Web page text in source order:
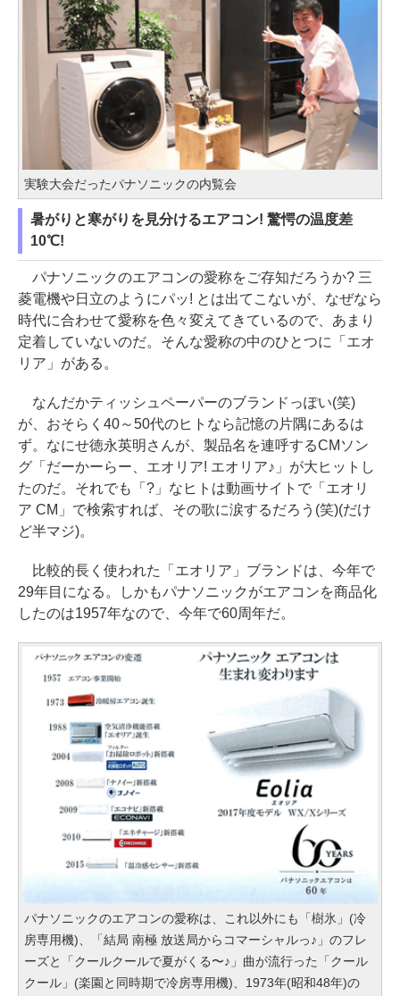
実験大会だったパナソニックの内覧会
暑がりと寒がりを見分けるエアコン! 驚愕の温度差
10℃!
パナソニックのエアコンの愛称をご存知だろうか? 三
菱電機や日立のようにパッ! とは出てこないが、なぜなら
時代に合わせて愛称を色々変えてきているので、あまり
定着していないのだ。そんな愛称の中のひとつに「エオ
リア」がある。
なんだかティッシュペーパーのブランドっぽい(笑)
が、おそらく40～50代のヒトなら記憶の片隅にあるは
ず。なにせ徳永英明さんが、製品名を連呼するCMソン
グ「だーかーらー、エオリア! エオリア♪」が大ヒットし
たのだ。それでも「?」なヒトは動画サイトで「エオリ
ア CM」で検索すれば、その歌に涙するだろう(笑)(だけ
ど半マジ)。
比較的長く使われた「エオリア」ブランドは、今年で
29年目になる。しかもパナソニックがエアコンを商品化
したのは1957年なので、今年で60周年だ。
パナソニックのエアコンの愛称は、これ以外にも「樹氷」(冷
房専用機)、「結局 南極 放送局からコマーシャルっ♪」のフレ
ーズと「クールクールで夏がくる〜♪」曲が流行った「クール
クール」(楽園と同時期で冷房専用機)、1973年(昭和48年)の